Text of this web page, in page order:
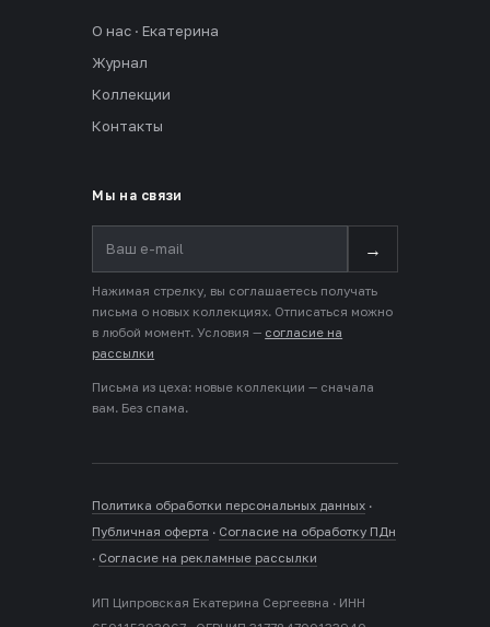
О нас · Екатерина
Журнал
Коллекции
Контакты
Мы на связи
→
Нажимая стрелку, вы соглашаетесь получать
письма о новых коллекциях. Отписаться можно
в любой момент. Условия — согласие на
рассылки
Письма из цеха: новые коллекции — сначала
вам. Без спама.
Политика обработки персональных данных ·
Публичная оферта · Согласие на обработку ПДн
· Согласие на рекламные рассылки
ИП Ципровская Екатерина Сергеевна · ИНН